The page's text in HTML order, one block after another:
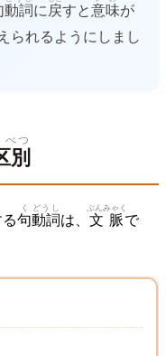
動詞に 戻すと意味が
られるようにしまし
別
べつ
句
く
動詞
どうし
は、 文脈
ぶんみゃく
で